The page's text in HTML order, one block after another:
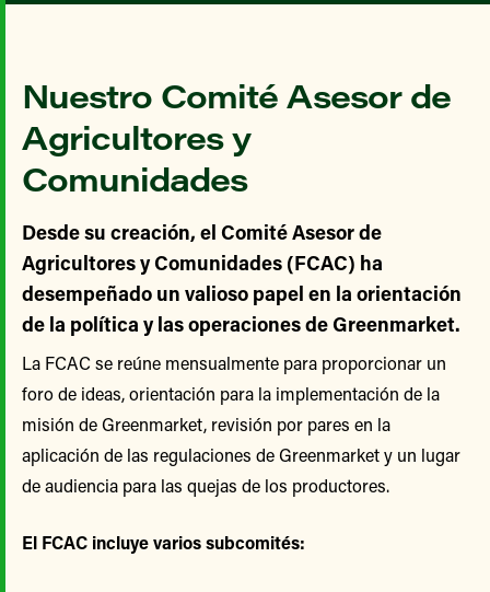
Nuestro Comité Asesor de
Agricultores y
Comunidades
Desde su creación, el Comité Asesor de
Agricultores y Comunidades (FCAC) ha
desempeñado un valioso papel en la orientación
de la política y las operaciones de Greenmarket.
La FCAC se reúne mensualmente para proporcionar un
foro de ideas, orientación para la implementación de la
misión de Greenmarket, revisión por pares en la
aplicación de las regulaciones de Greenmarket y un lugar
de audiencia para las quejas de los productores.
El FCAC incluye varios subcomités: